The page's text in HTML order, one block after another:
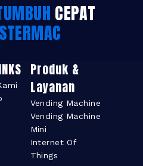
CEPAT
Produk &
Layanan​
Vending Machine
Vending Machine
Mini
Internet Of
Things